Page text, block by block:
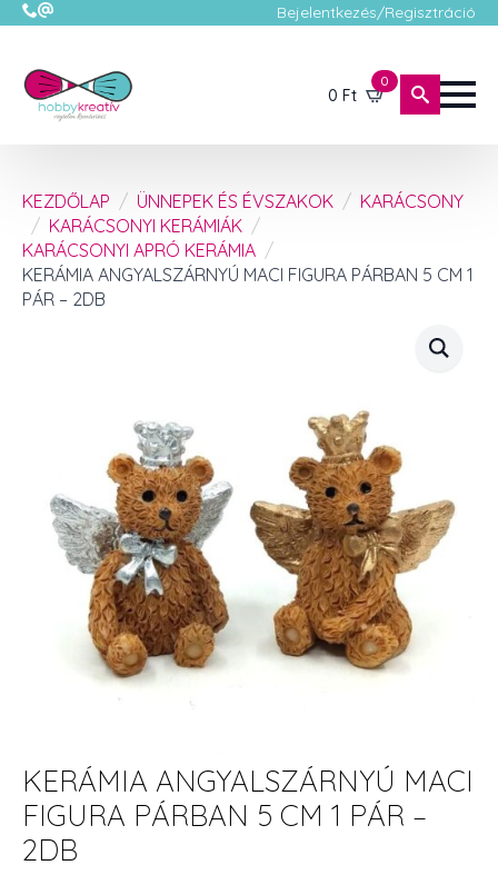
Bejelentkezés/Regisztráció
0 Ft
0
KEZDŐLAP ÜNNEPEK ÉS ÉVSZAKOK
KARÁCSONY
KARÁCSONYI KERÁMIÁK
KARÁCSONYI APRÓ KERÁMIA
KERÁMIA ANGYALSZÁRNYÚ MACI FIGURA PÁRBAN 5 CM 1
PÁR – 2DB
KERÁMIA ANGYALSZÁRNYÚ MACI
FIGURA PÁRBAN 5 CM 1 PÁR –
2DB